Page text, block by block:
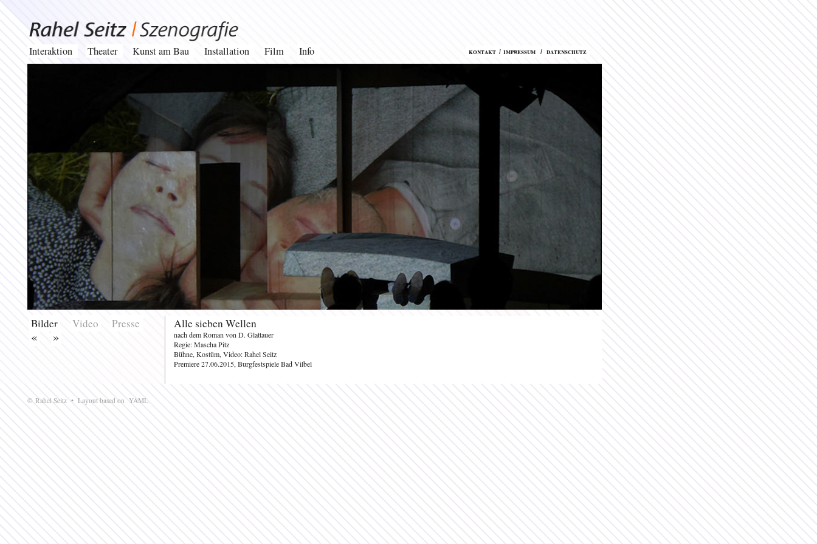
kontakt l impressum l datenschutz
Interaktion Theater Kunst am Bau Installation Film Info
Bilder
« »
Video Presse Alle sieben Wellen
nach dem Roman von D. Glattauer
Regie: Mascha Pitz
Bühne, Kostüm, Video: Rahel Seitz
Premiere 27.06.2015, Burgfestspiele Bad Vilbel
© Rahel Seitz • Layout based onYAML